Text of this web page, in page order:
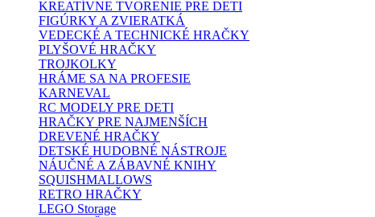
KREATÍVNE TVORENIE PRE DETI
FIGÚRKY A ZVIERATKÁ
VEDECKÉ A TECHNICKÉ HRAČKY
PLYŠOVÉ HRAČKY
TROJKOLKY
HRÁME SA NA PROFESIE
KARNEVAL
RC MODELY PRE DETI
HRAČKY PRE NAJMENŠÍCH
DREVENÉ HRAČKY
DETSKÉ HUDOBNÉ NÁSTROJE
NÁUČNÉ A ZÁBAVNÉ KNIHY
SQUISHMALLOWS
RETRO HRAČKY
LEGO Storage